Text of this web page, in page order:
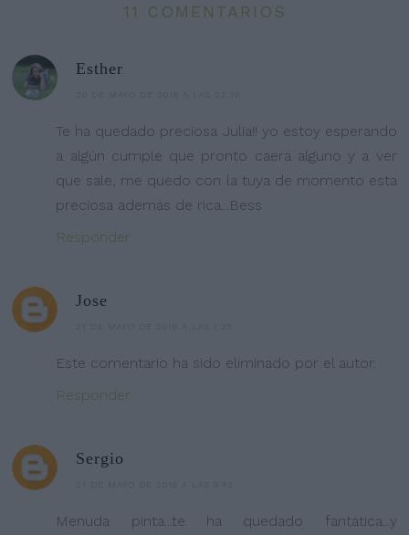
11 COMENTARIOS
Esther
Te ha quedado preciosa Julia!! yo estoy esperando
a algún cumple que pronto caerá alguno y a ver
que sale, me quedo con la tuya de momento esta
preciosa además de rica...Bess
Responder
Jose
Este comentario ha sido eliminado por el autor.
Responder
Sergio
Menuda pinta...te ha quedado fantática...y